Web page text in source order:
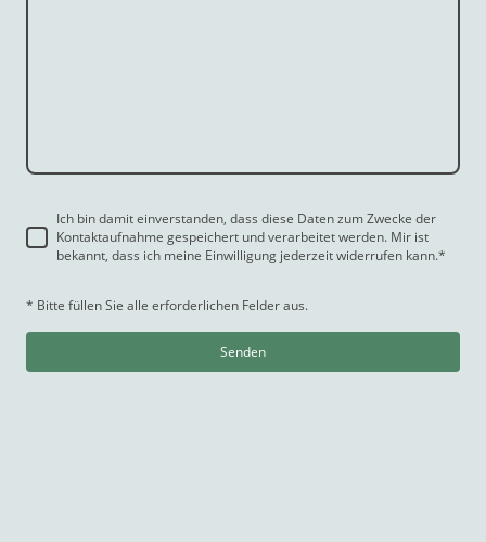
Ich bin damit einverstanden, dass diese Daten zum Zwecke der
Kontaktaufnahme gespeichert und verarbeitet werden. Mir ist
bekannt, dass ich meine Einwilligung jederzeit widerrufen kann.*
* Bitte füllen Sie alle erforderlichen Felder aus.
Senden